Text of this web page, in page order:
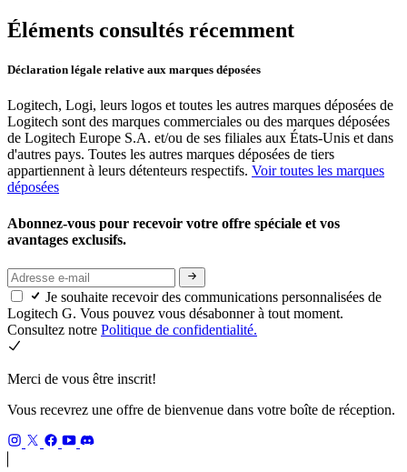
Éléments consultés récemment
Déclaration légale relative aux marques déposées
Logitech, Logi, leurs logos et toutes les autres marques déposées de
Logitech sont des marques commerciales ou des marques déposées
de Logitech Europe S.A. et/ou de ses filiales aux États-Unis et dans
d'autres pays. Toutes les autres marques déposées de tiers
appartiennent à leurs détenteurs respectifs. Voir toutes les marques
déposées
Abonnez-vous pour recevoir votre offre spéciale et vos
avantages exclusifs.
Je souhaite recevoir des communications personnalisées de
Logitech G. Vous pouvez vous désabonner à tout moment.
Consultez notre Politique de confidentialité.
Merci de vous être inscrit!
Vous recevrez une offre de bienvenue dans votre boîte de réception.